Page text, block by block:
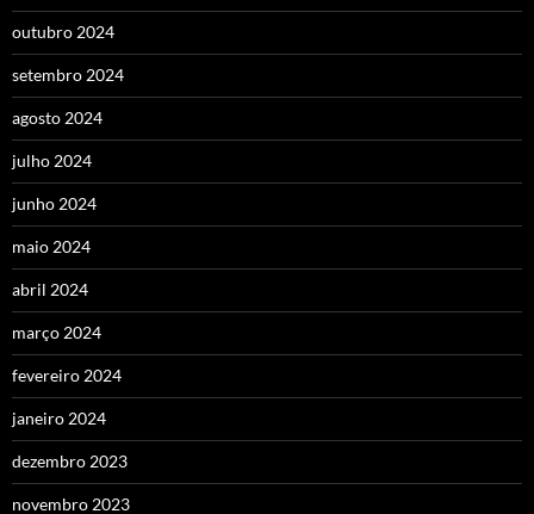
outubro 2024
setembro 2024
agosto 2024
julho 2024
junho 2024
maio 2024
abril 2024
março 2024
fevereiro 2024
janeiro 2024
dezembro 2023
novembro 2023